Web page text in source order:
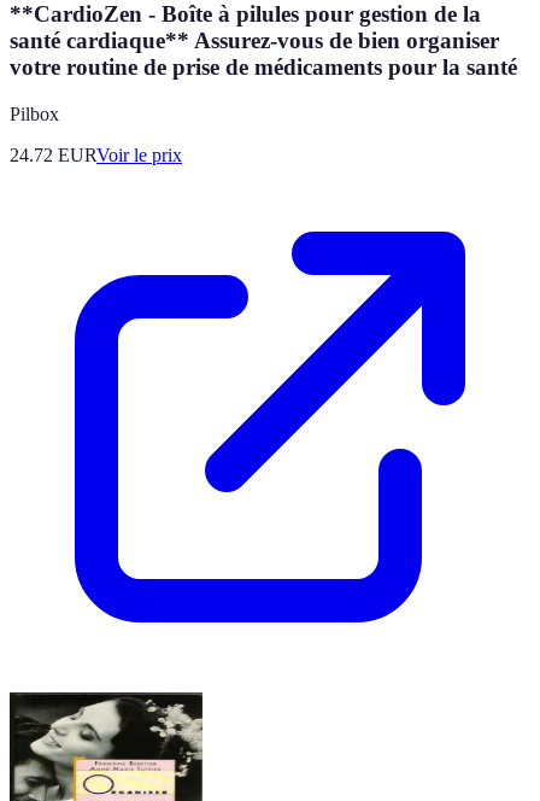
**CardioZen - Boîte à pilules pour gestion de la
santé cardiaque** Assurez-vous de bien organiser
votre routine de prise de médicaments pour la santé
Pilbox
24.72 EURVoir le prix